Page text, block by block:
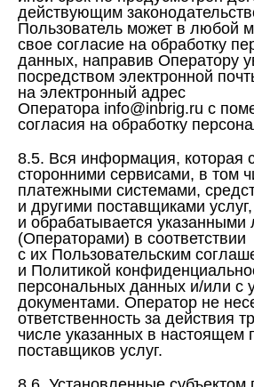
действующим
Пользователь может в любой
свое согласие на обработку
данных, направив Оператору
посредством электронной
на электронный адрес
Оператора info@inbrig.ru с
согласия на обработку
8.5. Вся информация, которая
сторонними сервисами, в том
платежными системами,
и другими поставщиками
и обрабатывается указанными
(Операторами) в соответствии
с их Пользовательским
и Политикой
персональных данных и/или с
документами. Оператор не
ответственность за действия
числе указанных в настоящем
поставщиков услуг.